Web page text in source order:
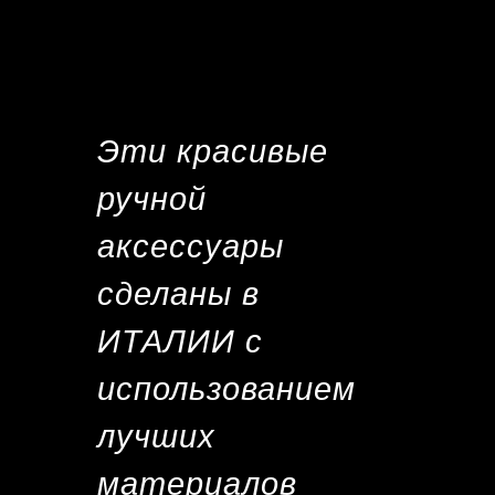
Эти красивые
ручной
аксессуары
сделаны в
ИТАЛИИ с
использованием
лучших
материалов